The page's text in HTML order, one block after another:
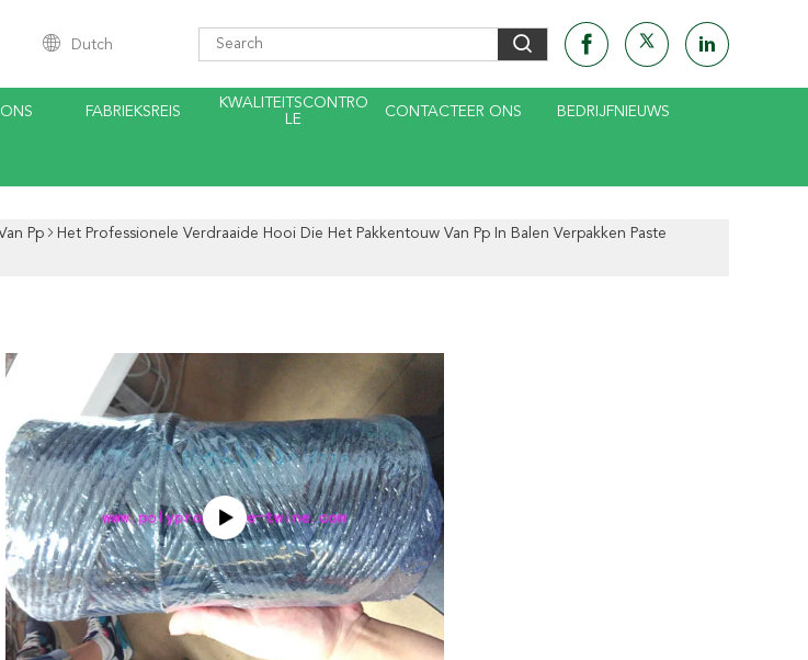
Dutch
FABRIEKSREIS
KWALITEITSCONTRO
LE
CONTACTEER ONS BEDRIJFNIEUWS
Pp
Het Professionele Verdraaide Hooi Die Het Pakkentouw Van Pp In Balen Verpakken Paste